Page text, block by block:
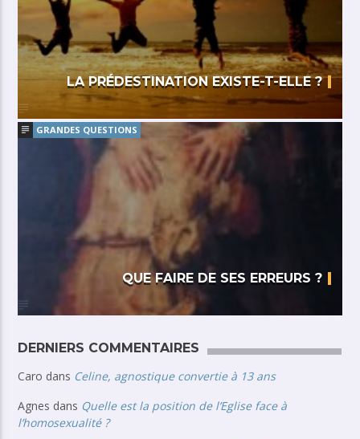
LA PRÉDESTINATION EXISTE-T-ELLE ?
GRANDES QUESTIONS
QUE FAIRE DE SES ERREURS ?
DERNIERS COMMENTAIRES
Caro dans Celine, agnostique convertie à 13 ans
Agnes dans Quelle est la position de l’Eglise face à
l’homosexualité ?